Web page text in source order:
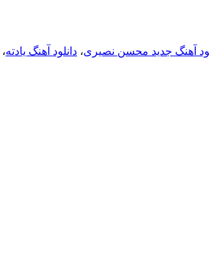
آهنگ جدید محسن نصیری، دانلود آهنگ یادته،